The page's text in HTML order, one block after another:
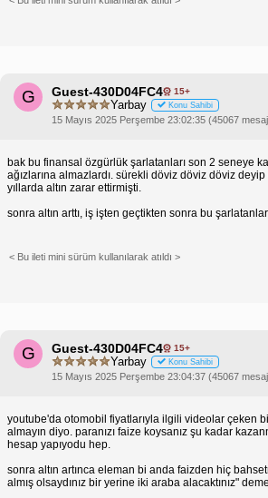
G Guest-430D04FC4 15+
Yarbay Konu Sahibi
15 Mayıs 2025 Perşembe 23:02:35 (45067
bak bu finansal özgürlük şarlatanları son 2 seneye
ağızlarına almazlardı. sürekli döviz döviz döviz
yıllarda altın zarar ettirmişti.
sonra altın arttı, iş işten geçtikten sonra bu
< Bu ileti mini sürüm kullanılarak atıldı >
G Guest-430D04FC4 15+
Yarbay Konu Sahibi
15 Mayıs 2025 Perşembe 23:04:37 (45067
youtube'da otomobil fiyatlarıyla ilgili videolar çeken
almayın diyo. paranızı faize koysanız şu kadar
hesap yapıyodu hep.
sonra altın artınca eleman bi anda faizden hiç
almış olsaydınız bir yerine iki araba alacaktınız"